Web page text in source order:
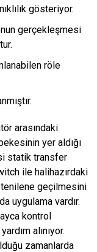
gösteriyor.
gerçekleşmesi
röle
arasındaki
yer aldığı
statik transfer
ile halihazırdaki
geçilmesini
uygulama vardır.
kontrol
alınıyor.
zamanlarda